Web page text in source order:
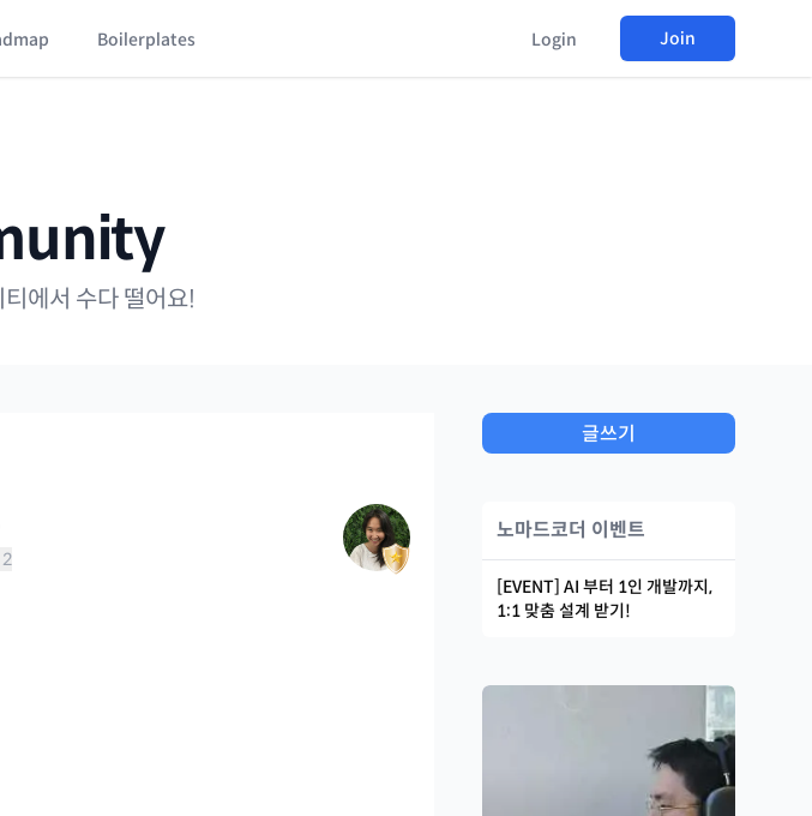
Boilerplates Login Join
에서 수다 떨어요!
2
글쓰기
노마드코더 이벤트
[EVENT] AI 부터 1인 개발까지,
1:1 맞춤 설계 받기!